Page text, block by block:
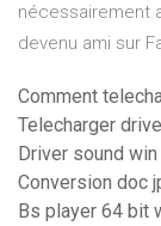
nécessairement
devenu ami sur
Comment
Telecharger
Driver sound
Conversion doc
Bs player 64 bit